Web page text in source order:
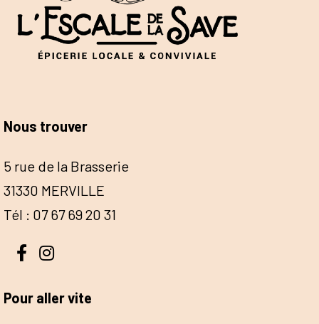
Nous trouver
5 rue de la Brasserie
31330 MERVILLE
Tél : 07 67 69 20 31
Pour aller vite